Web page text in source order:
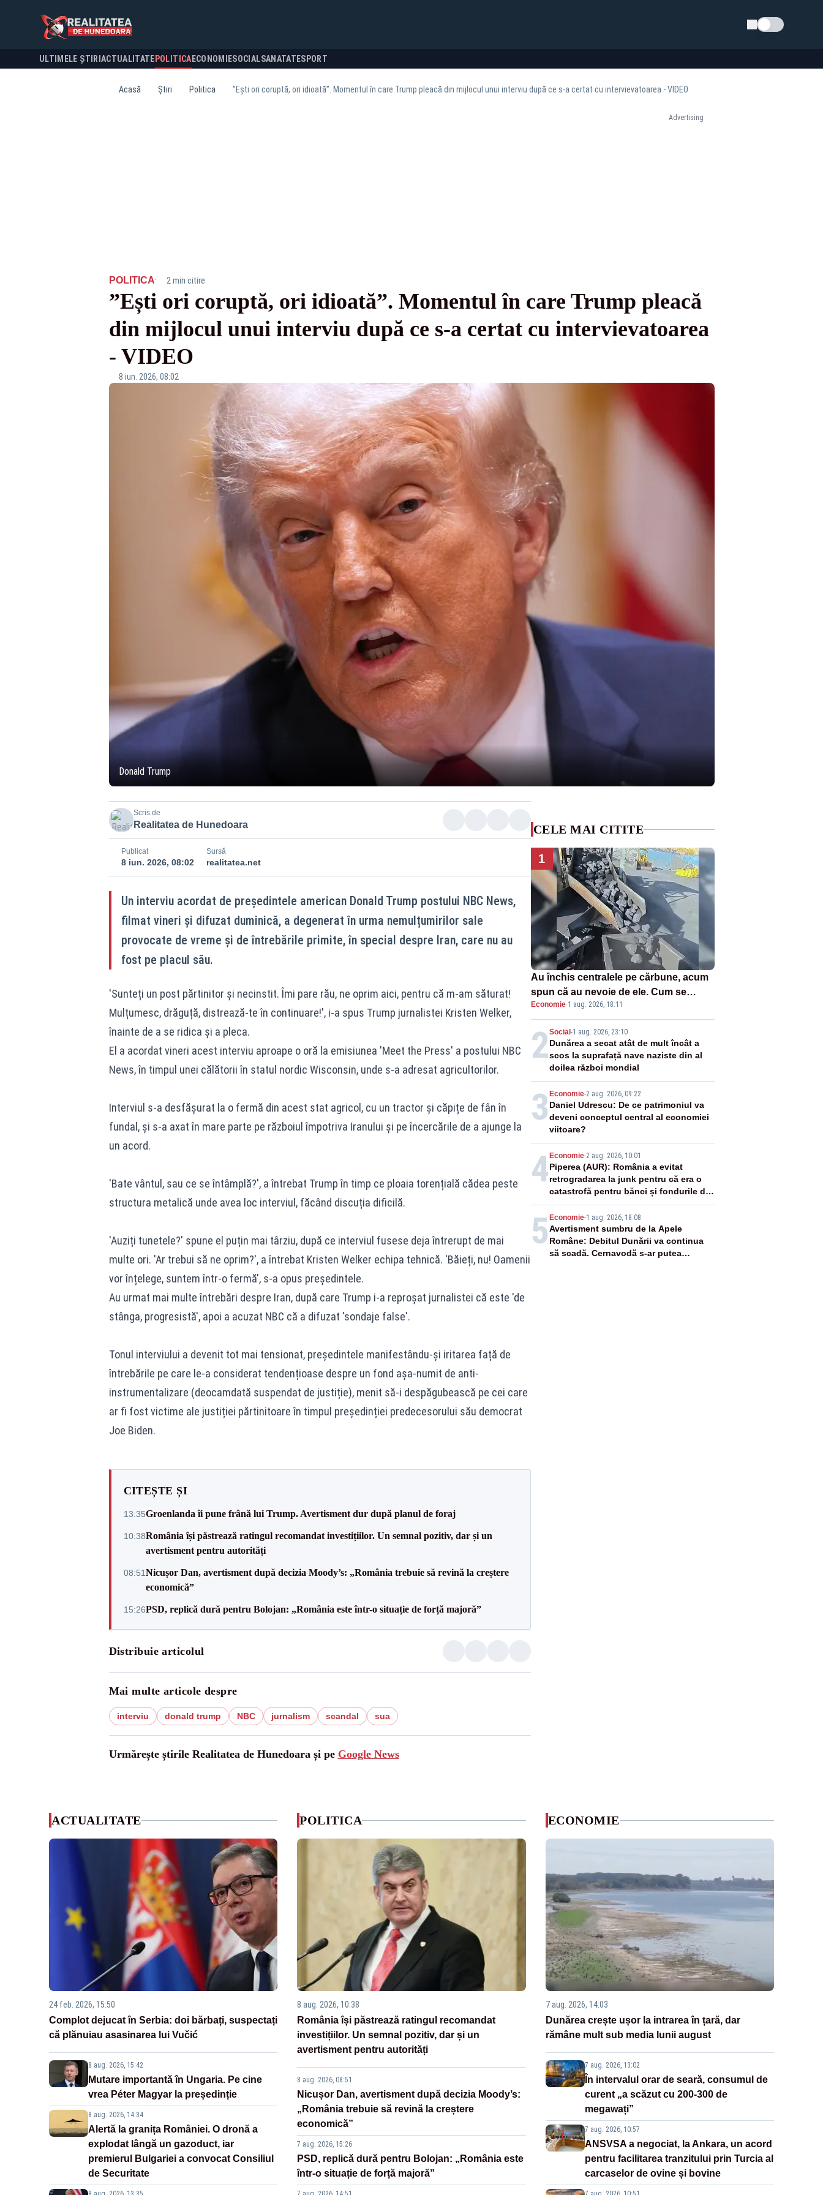
Schimba tema
ULTIMELE ȘTIRI ACTUALITATE POLITICA ECONOMIESOCIALSANATATESPORT
Acasă Știri Politica ”Ești ori coruptă, ori idioată”. Momentul în care Trump pleacă din mijlocul unui interviu după ce s-a certat cu intervievatoarea - VIDEO
Advertising
POLITICA· 2 min citire
”Ești ori coruptă, ori idioată”. Momentul în care Trump pleacă
din mijlocul unui interviu după ce s-a certat cu intervievatoarea
- VIDEO
8 iun. 2026, 08:02
Donald Trump
Scris de
Realitatea de Hunedoara
Publicat
8 iun. 2026, 08:02
Sursă
realitatea.net
Un interviu acordat de președintele american Donald Trump postului NBC News,
filmat vineri și difuzat duminică, a degenerat în urma nemulțumirilor sale
provocate de vreme și de întrebările primite, în special despre Iran, care nu au
fost pe placul său.
'Sunteți un post părtinitor și necinstit. Îmi pare rău, ne oprim aici, pentru că m-am săturat!
Mulțumesc, drăguță, distrează-te în continuare!', i-a spus Trump jurnalistei Kristen Welker,
înainte de a se ridica și a pleca.
El a acordat vineri acest interviu aproape o oră la emisiunea 'Meet the Press' a postului NBC
News, în timpul unei călătorii în statul nordic Wisconsin, unde s-a adresat agricultorilor.
Interviul s-a desfășurat la o fermă din acest stat agricol, cu un tractor și căpițe de fân în
fundal, și s-a axat în mare parte pe războiul împotriva Iranului și pe încercările de a ajunge la
un acord.
'Bate vântul, sau ce se întâmplă?', a întrebat Trump în timp ce ploaia torențială cădea peste
structura metalică unde avea loc interviul, făcând discuția dificilă.
'Auziți tunetele?' spune el puțin mai târziu, după ce interviul fusese deja întrerupt de mai
multe ori. 'Ar trebui să ne oprim?', a întrebat Kristen Welker echipa tehnică. 'Băieți, nu! Oamenii
vor înțelege, suntem într-o fermă', s-a opus președintele.
Au urmat mai multe întrebări despre Iran, după care Trump i-a reproșat jurnalistei că este 'de
stânga, progresistă', apoi a acuzat NBC că a difuzat 'sondaje false'.
Tonul interviului a devenit tot mai tensionat, președintele manifestându-și iritarea față de
întrebările pe care le-a considerat tendențioase despre un fond așa-numit de anti-
instrumentalizare (deocamdată suspendat de justiție), menit să-i despăgubească pe cei care
ar fi fost victime ale justiției părtinitoare în timpul președinției predecesorului său democrat
Joe Biden.
CITEȘTE ȘI
13:35Groenlanda îi pune frână lui Trump. Avertisment dur după planul de foraj
10:38România își păstrează ratingul recomandat investițiilor. Un semnal pozitiv, dar și un
avertisment pentru autorități
08:51Nicușor Dan, avertisment după decizia Moody’s: „România trebuie să revină la creștere
economică”
15:26PSD, replică dură pentru Bolojan: „România este într-o situație de forță majoră”
Distribuie articolul
Mai multe articole despre
interviu donald trump NBC jurnalism scandal sua
Urmărește știrile Realitatea de Hunedoara și pe Google News
CELE MAI CITITE
1
Au închis centralele pe cărbune, acum
spun că au nevoie de ele. Cum se
pasează vina în plină criză energetică
Economie·1 aug. 2026, 18:11
2Social -1 aug. 2026, 23:10
Dunărea a secat atât de mult încât a
scos la suprafață nave naziste din al
doilea război mondial
3 Economie-2 aug. 2026, 09:22
Daniel Udrescu: De ce patrimoniul va
deveni conceptul central al economiei
viitoare?
4 Economie-2 aug. 2026, 10:01
Piperea (AUR): România a evitat
retrogradarea la junk pentru că era o
catastrofă pentru bănci și fondurile de
pensii
5 Economie-1 aug. 2026, 18:08
Avertisment sumbru de la Apele
Române: Debitul Dunării va continua
să scadă. Cernavodă s-ar putea
ACTUALITATE
24 feb. 2026, 15:50
Complot dejucat în Serbia: doi bărbați, suspectați
că plănuiau asasinarea lui Vučić
8 aug. 2026, 15:42
Mutare importantă în Ungaria. Pe cine
vrea Péter Magyar la președinție
8 aug. 2026, 14:34
Alertă la granița României. O dronă a
explodat lângă un gazoduct, iar
premierul Bulgariei a convocat Consiliul
de Securitate
POLITICA
8 aug. 2026, 10:38
România își păstrează ratingul recomandat
investițiilor. Un semnal pozitiv, dar și un
avertisment pentru autorități
8 aug. 2026, 08:51
Nicușor Dan, avertisment după decizia Moody’s:
„România trebuie să revină la creștere
economică”
7 aug. 2026, 15:26
PSD, replică dură pentru Bolojan: „România este
într-o situație de forță majoră”
ECONOMIE
7 aug. 2026, 14:03
Dunărea crește ușor la intrarea în țară, dar
rămâne mult sub media lunii august
7 aug. 2026, 13:02
În intervalul orar de seară, consumul de
curent „a scăzut cu 200-300 de
megawați”
7 aug. 2026, 10:57
ANSVSA a negociat, la Ankara, un acord
pentru facilitarea tranzitului prin Turcia al
carcaselor de ovine și bovine